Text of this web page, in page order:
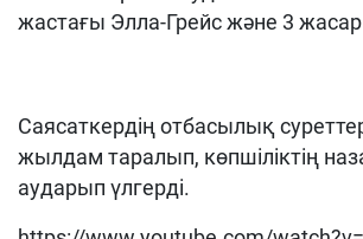
жастағы Элла-Грейс және 3
Саясаткердің отбасылық
жылдам таралып, көпшіліктің
аударып үлгерді.